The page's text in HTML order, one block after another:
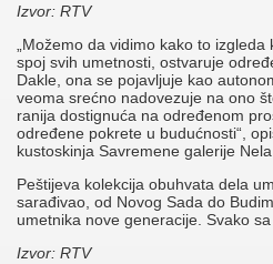
Izvor: RTV
„Možemo da vidimo kako to
spoj svih umetnosti, ostvaruje
Dakle, ona se pojavljuje kao
veoma srećno nadovezuje na ono
ranija dostignuća na određenom
određene pokrete u budućnosti“,
kustoskinja Savremene galerije
Peštijeva kolekcija obuhvata dela
sarađivao, od Novog Sada do
umetnika nove generacije. Svako
Izvor: RTV